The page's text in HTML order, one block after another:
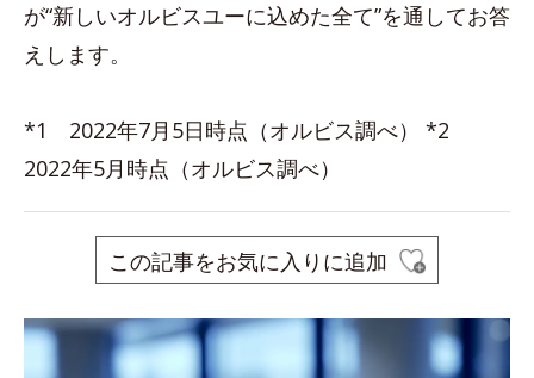
が“新しいオルビスユーに込めた全て”を通してお答
えします。
*1 2022年7月5日時点（オルビス調べ） *2
2022年5月時点（オルビス調べ）
この記事をお気に入りに追加